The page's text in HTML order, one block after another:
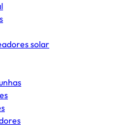
solar